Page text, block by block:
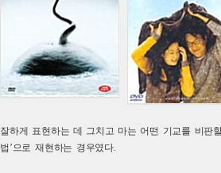
잘하게 표현하는 데 그치고 마는 어떤 기교를 비판
법’으로 재현하는 경우였다.